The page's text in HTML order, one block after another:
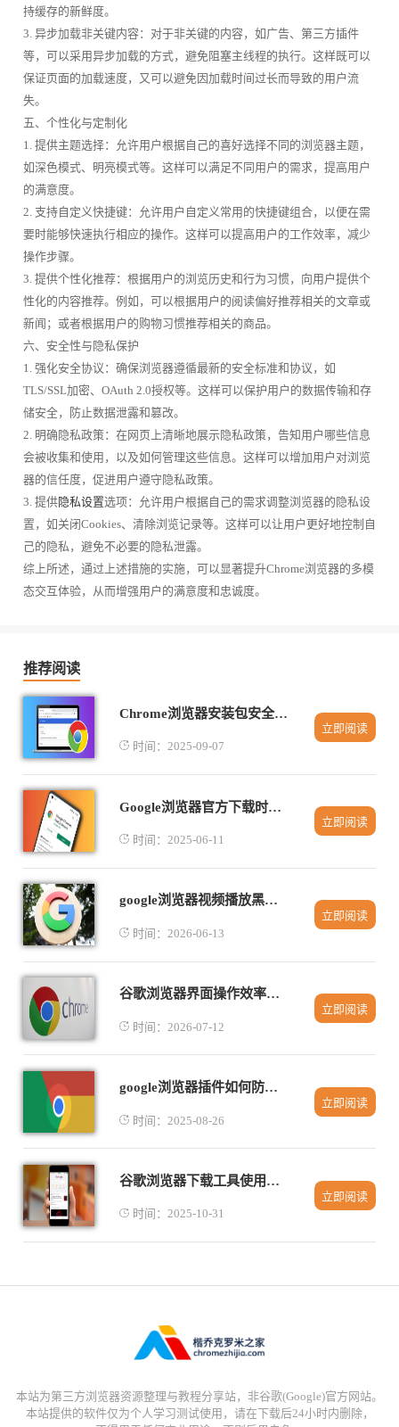
持缓存的新鲜度。
3. 异步加载非关键内容：对于非关键的内容，如广告、第三方插件
等，可以采用异步加载的方式，避免阻塞主线程的执行。这样既可以
保证页面的加载速度，又可以避免因加载时间过长而导致的用户流
失。
五、个性化与定制化
1. 提供主题选择：允许用户根据自己的喜好选择不同的浏览器主题，
如深色模式、明亮模式等。这样可以满足不同用户的需求，提高用户
的满意度。
2. 支持自定义快捷键：允许用户自定义常用的快捷键组合，以便在需
要时能够快速执行相应的操作。这样可以提高用户的工作效率，减少
操作步骤。
3. 提供个性化推荐：根据用户的浏览历史和行为习惯，向用户提供个
性化的内容推荐。例如，可以根据用户的阅读偏好推荐相关的文章或
新闻；或者根据用户的购物习惯推荐相关的商品。
六、安全性与隐私保护
1. 强化安全协议：确保浏览器遵循最新的安全标准和协议，如
TLS/SSL加密、OAuth 2.0授权等。这样可以保护用户的数据传输和存
储安全，防止数据泄露和篡改。
2. 明确隐私政策：在网页上清晰地展示隐私政策，告知用户哪些信息
会被收集和使用，以及如何管理这些信息。这样可以增加用户对浏览
器的信任度，促进用户遵守隐私政策。
3. 提供隐私设置选项：允许用户根据自己的需求调整浏览器的隐私设
置，如关闭Cookies、清除浏览记录等。这样可以让用户更好地控制自
己的隐私，避免不必要的隐私泄露。
综上所述，通过上述措施的实施，可以显著提升Chrome浏览器的多模
态交互体验，从而增强用户的满意度和忠诚度。
推荐阅读
Chrome浏览器安装包安全检测工具推荐
时间：2025-09-07
立即阅读
Google浏览器官方下载时网页跳转异常如何处理
时间：2025-06-11
立即阅读
google浏览器视频播放黑屏故障修复实用教程
时间：2026-06-13
立即阅读
谷歌浏览器界面操作效率提升方案
时间：2026-07-12
立即阅读
google浏览器插件如何防止卸载
时间：2025-08-26
立即阅读
谷歌浏览器下载工具使用经验与优化操作技巧
时间：2025-10-31
立即阅读
本站为第三方浏览器资源整理与教程分享站，非谷歌(Google)官方网站。
本站提供的软件仅为个人学习测试使用，请在下载后24小时内删除，